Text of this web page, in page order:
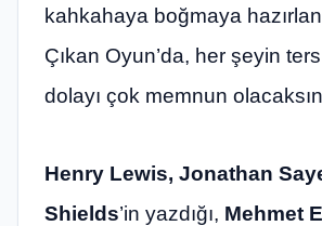
kahkahaya boğmaya
Çıkan Oyun’da, her şeyin
dolayı çok memnun
Henry Lewis, Jonathan
Shields’in yazdığı, Mehmet